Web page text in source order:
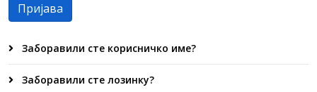
Пријава
Заборавили сте корисничко име?
Заборавили сте лозинку?